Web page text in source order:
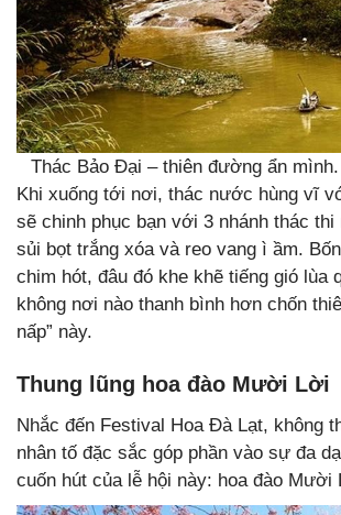
Thác Bảo Đại – thiên đường ẩn
Khi xuống tới nơi, thác nước hùng vĩ
sẽ chinh phục bạn với 3 nhánh thác thi
sủi bọt trắng xóa và reo vang ì ầm.
chim hót, đâu đó khe khẽ tiếng gió lùa
không nơi nào thanh bình hơn chốn
nấp” này.
Thung lũng hoa đào Mười Lời
Nhắc đến Festival Hoa Đà Lạt, không
nhân tố đặc sắc góp phần vào sự đa
cuốn hút của lễ hội này: hoa đào Mười